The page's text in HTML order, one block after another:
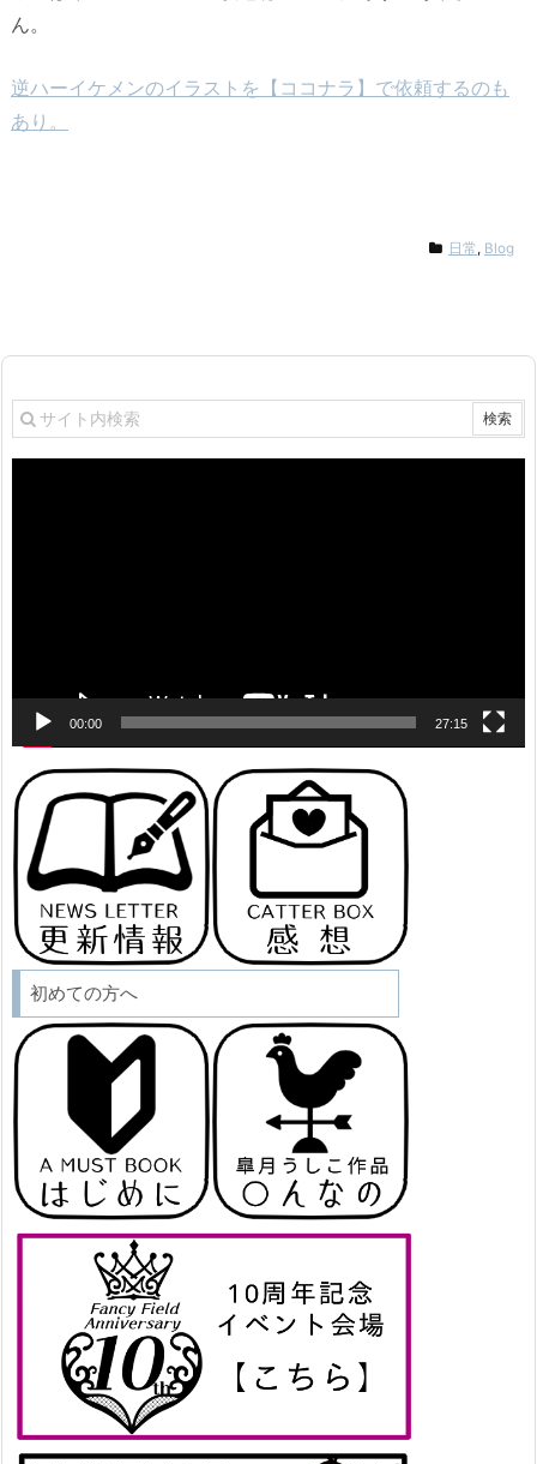
ん。
逆ハーイケメンのイラストを【ココナラ】で依頼するのも
あり。
日常, Blog
00:00 27:15
初めての方へ